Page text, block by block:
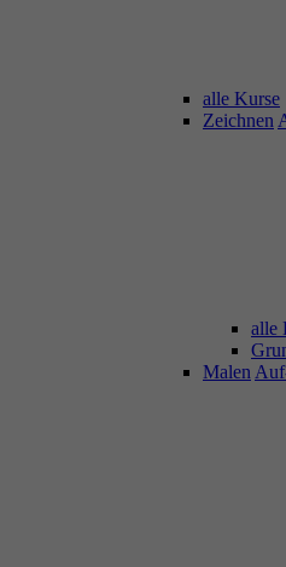
alle Kurse
Zeichnen
alle
Malen